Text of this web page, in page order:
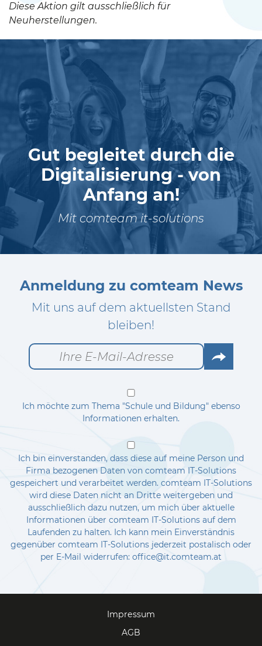
Diese Aktion gilt ausschließlich für
Neuherstellungen.
Gut begleitet durch die
Digitalisierung - von
Anfang an!
Mit comteam it-solutions
Anmeldung zu comteam News
Mit uns auf dem aktuellsten Stand
bleiben!
Ich möchte zum Thema "Schule und Bildung" ebenso
Informationen erhalten.
Ich bin einverstanden, dass diese auf meine Person und
Firma bezogenen Daten von comteam IT-Solutions
gespeichert und verarbeitet werden. comteam IT-Solutions
wird diese Daten nicht an Dritte weitergeben und
ausschließlich dazu nutzen, um mich über aktuelle
Informationen über comteam IT-Solutions auf dem
Laufenden zu halten. Ich kann mein Einverständnis
gegenüber comteam IT-Solutions jederzeit postalisch oder
per E-Mail widerrufen: office@it.comteam.at
Go
Impressum
AGB